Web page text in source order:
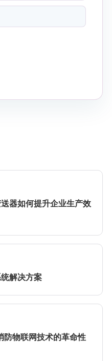
器如何提升企业生产效
解决方案
防物联网技术的革命性